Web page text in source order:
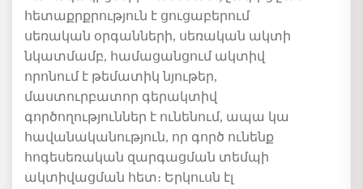
հետաքրքրություն է ցուցաբերում
սեռական օրգանների, սեռական ակտի
նկատմամբ, համացանցում ակտիվ
որոնում է թեմատիկ նյութեր,
մաստուրբատոր գերակտիվ
գործողություններ է ունենում, ապա կա
հավանականություն, որ գործ ունենք
հոգեսեռական զարգացման տեմպի
ակտիվացման հետ։ Երկուսն էլ